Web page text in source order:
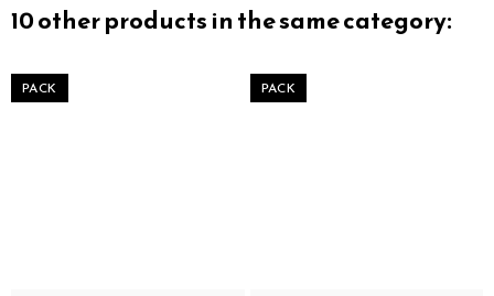
10 other products in the same category:
PACK PACK